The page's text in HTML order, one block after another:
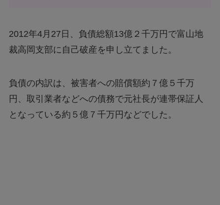
2012年4月27日、負債総額13億２千万円で富山地
裁高岡支部に自己破産を申し立てました。
負債の内訳は、被害者への賠償額約７億５千万
円、取引業者などへの債務で元社長が連帯保証人
となっている約５億７千万円などでした。